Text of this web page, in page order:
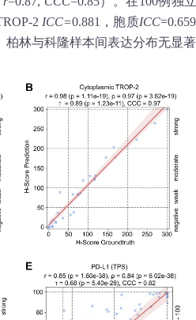
ICC=0.881，胞质ICC
柏林与科隆样本间表达分布无显